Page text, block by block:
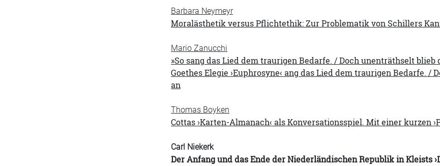
Barbara Neymeyr
Moralästhetik versus Pflichtethik: Zur Problematik von Schillers
Mario Zanucchi
»So sang das Lied dem traurigen Bedarfe. / Doch unenträthselt blieb
Goethes Elegie ›Euphrosyne‹ ang das Lied dem traurigen Bedarfe. /
an
Thomas Boyken
Cottas ›Karten-Almanach‹ als Konversationsspiel. Mit einer kurzen
Carl Niekerk
Der Anfang und das Ende der Niederländischen Republik in Kleists